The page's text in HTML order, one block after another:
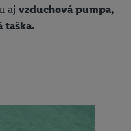
aj vzduchová pumpa,
taška.